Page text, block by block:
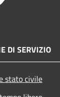
DI SERVIZIO
stato civile